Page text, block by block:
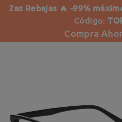
2as Rebajas 🔥 -99%
Código:
Compra